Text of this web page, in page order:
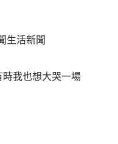
生活新聞
我也想大哭一場